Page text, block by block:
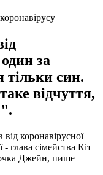
за
тільки син.
відчуття,
коронавірусної
- глава сімейства Кіт
Джейн, пише